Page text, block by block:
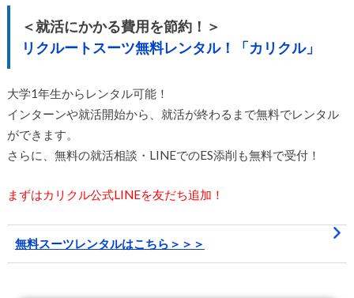
＜就活にかかる費用を節約！＞
リクルートスーツ無料レンタル！「カリクル」
大学1年生からレンタル可能！
インターンや就活開始から、就活が終わるまで無料でレンタル
ができます。
さらに、無料の就活相談・LINEでのES添削も無料で受付！
まずはカリクル公式LINEを友だち追加！
無料スーツレンタルはこちら＞＞＞